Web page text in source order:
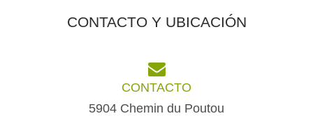
CONTACTO Y UBICACIÓN
CONTACTO
5904 Chemin du Poutou